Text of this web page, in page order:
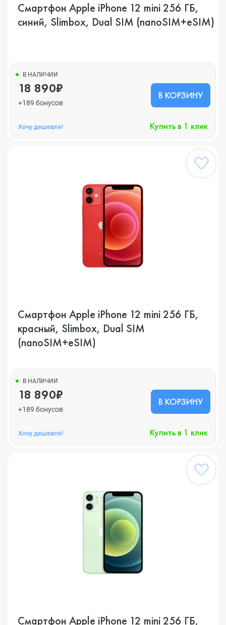
Смартфон Apple iPhone 12 mini 256 ГБ,
синий, Slimbox, Dual SIM (nanoSIM+eSIM)
В НАЛИЧИИ
18 890₽
+189 бонусов
В КОРЗИНУ
Хочу дешевле! Купить в 1 клик
Смартфон Apple iPhone 12 mini 256 ГБ,
красный, Slimbox, Dual SIM
(nanoSIM+eSIM)
В НАЛИЧИИ
18 890₽
+189 бонусов
В КОРЗИНУ
Хочу дешевле! Купить в 1 клик
Смартфон Apple iPhone 12 mini 256 ГБ,